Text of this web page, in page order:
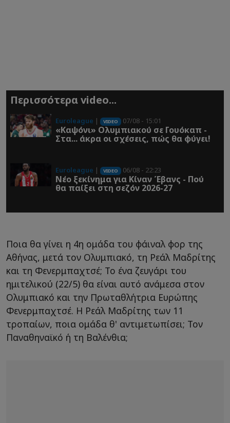
Περισσότερα video...
Euroleague | VIDEO 07/08 - 15:01
«Καψόνι» Ολυμπιακού σε Γουόκαπ -
Στα... άκρα οι σχέσεις, πώς θα φύγει!
Euroleague | VIDEO 06/08 - 22:23
Νέο ξεκίνημα για Κίναν Έβανς - Πού
θα παίξει στη σεζόν 2026-27
Ποια θα γίνει η 4η ομάδα του φάιναλ φορ της
Αθήνας, μετά τον Ολυμπιακό, τη Ρεάλ Μαδρίτης
και τη Φενερμπαχτσέ; Το ένα ζευγάρι του
ημιτελικού (22/5) θα είναι αυτό ανάμεσα στον
Ολυμπιακό και την Πρωταθλήτρια Ευρώπης
Φενερμπαχτσέ. Η Ρεάλ Μαδρίτης των 11
τροπαίων, ποια ομάδα θ' αντιμετωπίσει; Τον
Παναθηναϊκό ή τη Βαλένθια;